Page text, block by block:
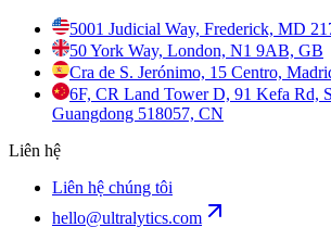
5001 Judicial Way, Frederick, MD
50 York Way, London, N1 9AB, GB
Cra de S. Jerónimo, 15 Centro,
6F, CR Land Tower D, 91 Kefa Rd,
Guangdong 518057, CN
Liên hệ
Liên hệ chúng tôi
hello@ultralytics.com